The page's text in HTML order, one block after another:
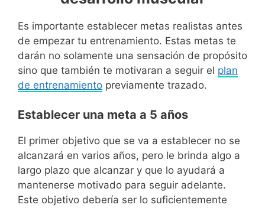
Es importante establecer metas realistas antes
de empezar tu entrenamiento. Estas metas te
darán no solamente una sensación de propósito
sino que también te motivaran a seguir el plan
de entrenamiento previamente trazado.
Establecer una meta a 5 años
El primer objetivo que se va a establecer no se
alcanzará en varios años, pero le brinda algo a
largo plazo que alcanzar y que lo ayudará a
mantenerse motivado para seguir adelante.
Este objetivo debería ser lo suficientemente